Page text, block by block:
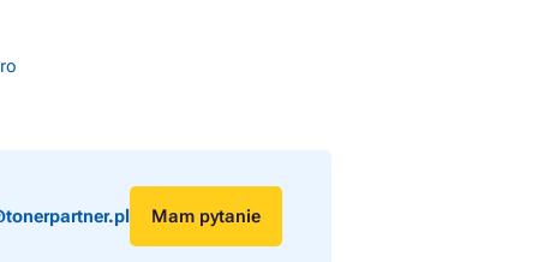
Mam pytanie